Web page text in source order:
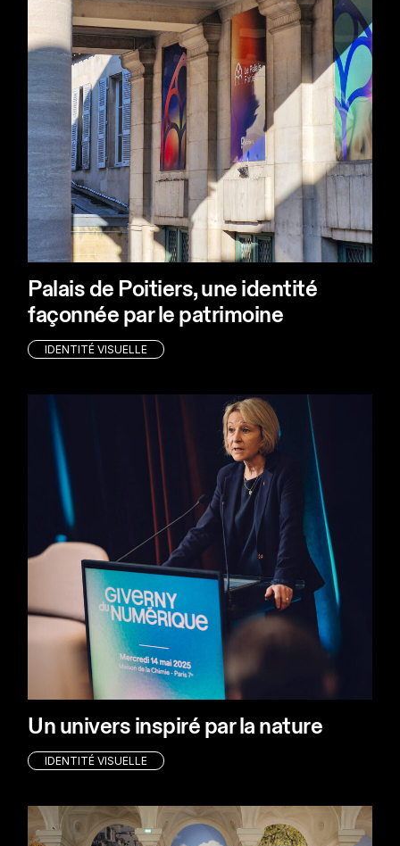
Palais de Poitiers, une identité
façonnée par le patrimoine
IDENTITÉ VISUELLE
Un univers inspiré par la nature
IDENTITÉ VISUELLE